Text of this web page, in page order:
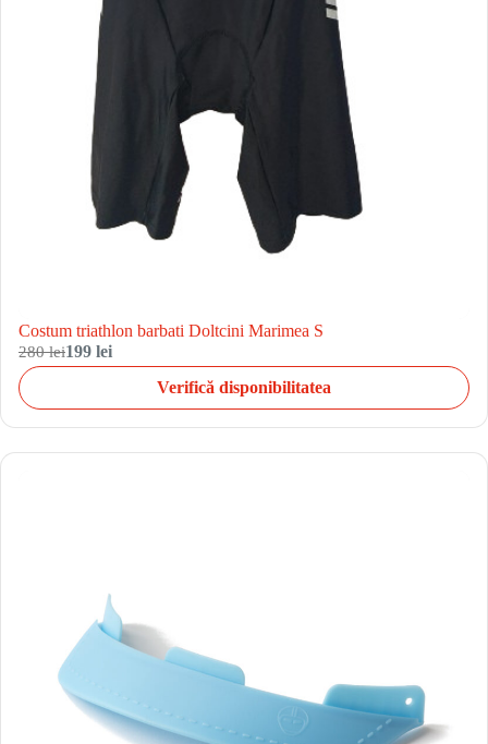
Costum triathlon barbati Doltcini Marimea S
280 lei199 lei
Verifică disponibilitatea